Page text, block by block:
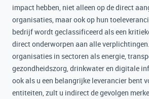
impact hebben, niet alleen op de direct
organisaties, maar ook op hun
bedrijf wordt geclassificeerd als een
direct onderworpen aan alle
organisaties in sectoren als energie,
gezondheidszorg, drinkwater en digitale
ook als u een belangrijke leverancier bent
entiteiten, zult u indirect de gevolgen